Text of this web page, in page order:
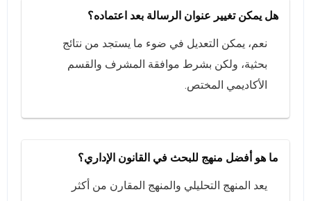
هل يمكن تغيير عنوان الرسالة بعد اعتماده؟
نعم، يمكن التعديل في ضوء ما يستجد من نتائج
بحثية، ولكن بشرط موافقة المشرف والقسم
الأكاديمي المختص.
ما هو أفضل منهج للبحث في القانون الإداري؟
يعد المنهج التحليلي والمنهج المقارن من أكثر